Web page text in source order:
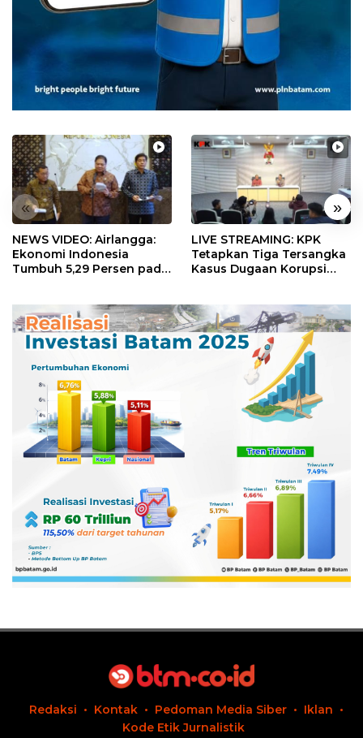
« »
NEWS VIDEO: Airlangga:
Ekonomi Indonesia
Tumbuh 5,29 Persen pada
LIVE STREAMING: KPK
Tetapkan Tiga Tersangka
Kasus Dugaan Korupsi
Redaksi Kontak Pedoman Media Siber
Iklan
Kode Etik Jurnalistik